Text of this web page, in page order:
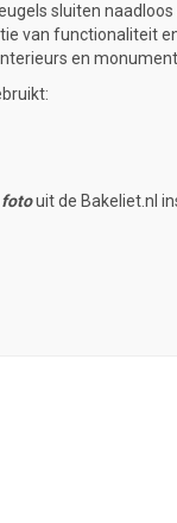
sluiten
van functionaliteit
en
uit de Bakeliet.nl